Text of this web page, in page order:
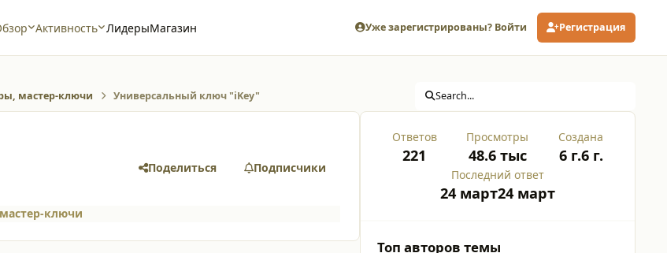
Активность ЛидерыМагазин Уже зарегистрированы? Войти Регистрация
мастер-ключи Универсальный ключ "iKey" Search...
Поделиться Подписчики
ключи
Ответов
221
Просмотры
48.6 тыс
Создана
6 г.6 г.
Последний ответ
24 март24 март
Топ авторов темы